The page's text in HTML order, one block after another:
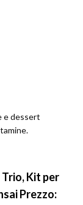
e dessert
Kit per
Prezzo: